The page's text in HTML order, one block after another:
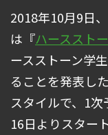
2018年10月9日
は『ハーススト
ースストーン学
ることを発表し
スタイルで、1
16日よりスター